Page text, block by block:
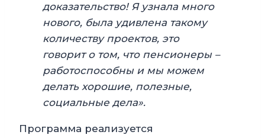
доказательство! Я узнала много
нового, была удивлена такому
количеству проектов, это
говорит о том, что пенсионеры –
работоспособны и мы можем
делать хорошие, полезные,
социальные дела».
Программа реализуется